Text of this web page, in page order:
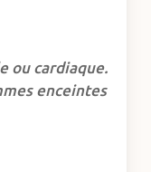
ou cardiaque.
enceintes